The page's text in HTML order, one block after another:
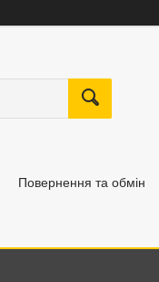
Повернення та обмін